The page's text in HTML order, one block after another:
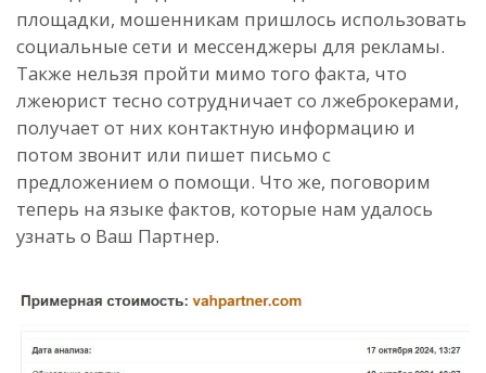
площадки, мошенникам пришлось использовать
социальные сети и мессенджеры для рекламы.
Также нельзя пройти мимо того факта, что
лжеюрист тесно сотрудничает со лжеброкерами,
получает от них контактную информацию и
потом звонит или пишет письмо с
предложением о помощи. Что же, поговорим
теперь на языке фактов, которые нам удалось
узнать о Ваш Партнер.